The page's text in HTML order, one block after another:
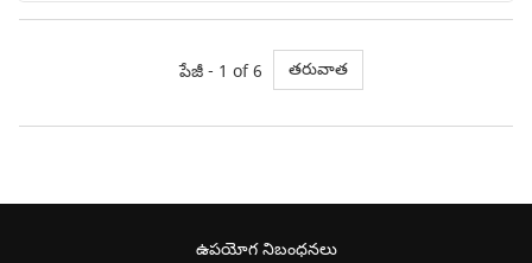
పేజీ - 1 of 6 తరువాత
ఉపయోగ నిబంధనలు